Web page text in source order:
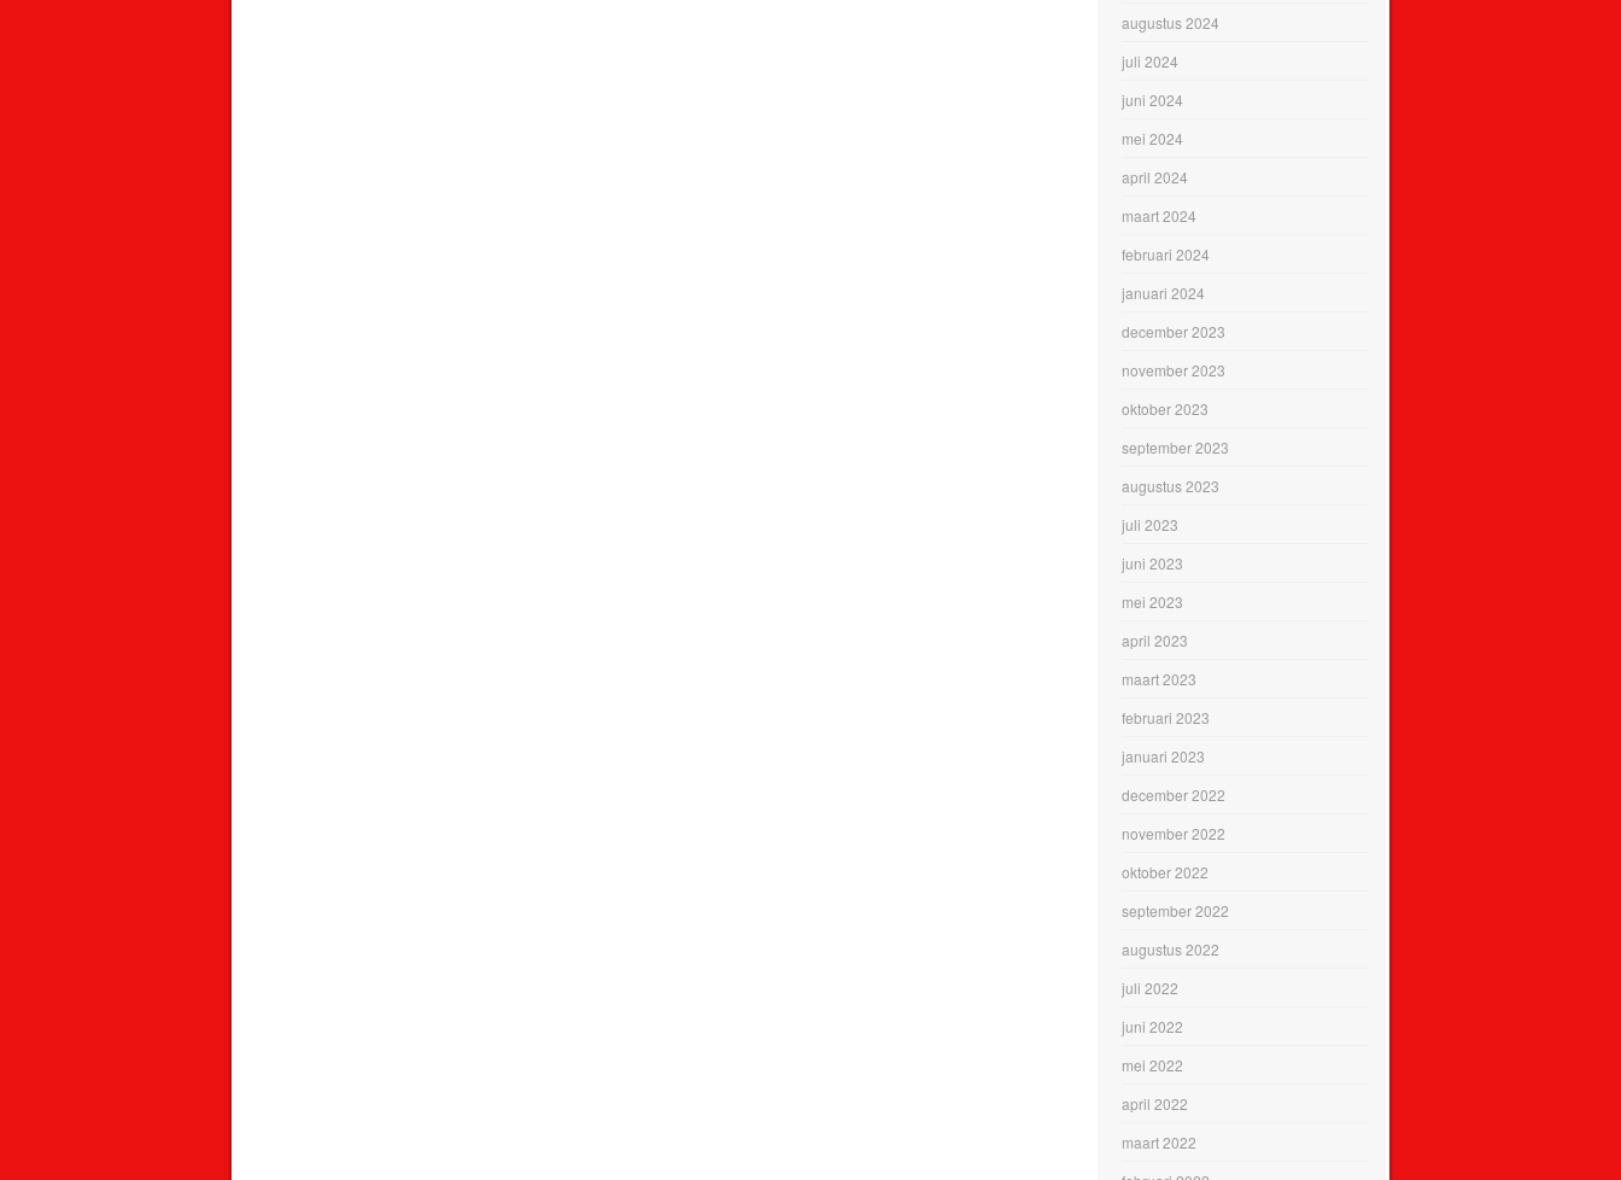
augustus 2024
juli 2024
juni 2024
mei 2024
april 2024
maart 2024
februari 2024
januari 2024
december 2023
november 2023
oktober 2023
september 2023
augustus 2023
juli 2023
juni 2023
mei 2023
april 2023
maart 2023
februari 2023
januari 2023
december 2022
november 2022
oktober 2022
september 2022
augustus 2022
juli 2022
juni 2022
mei 2022
april 2022
maart 2022